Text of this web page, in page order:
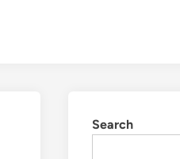
Search